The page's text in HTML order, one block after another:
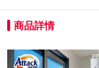
商品詳情